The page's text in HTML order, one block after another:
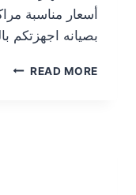
أسعار مناسبة
بصيانه اجهزتكم
READ MORE